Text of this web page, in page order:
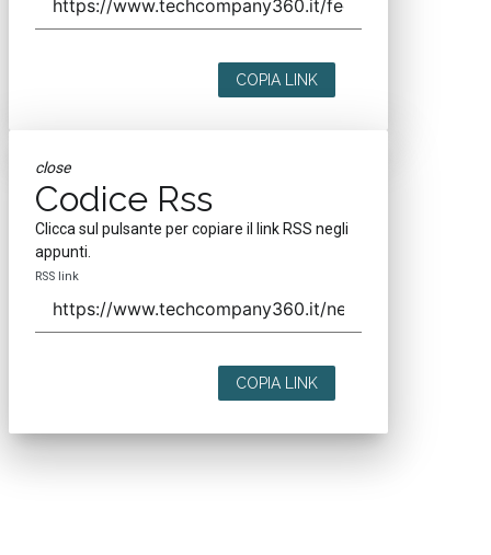
COPIA LINK
close
Codice Rss
Clicca sul pulsante per copiare il link RSS negli
appunti.
RSS link
COPIA LINK